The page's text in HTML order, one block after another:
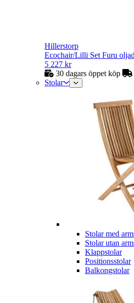
Hillerstorp
Ecochair/Lilli Set Furu
5 227 kr
30 dagars öppet köp
Stolar
Stolar med
Stolar utan
Klappstolar
Positionsstolar
Balkongstolar